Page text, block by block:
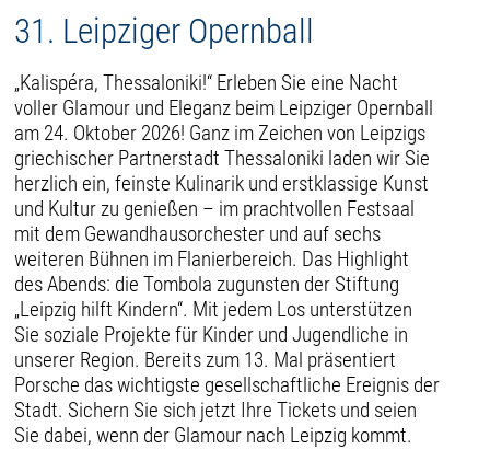
31. Leipziger Opernball
„Kalispéra, Thessaloniki!“ Erleben Sie eine Nacht
voller Glamour und Eleganz beim Leipziger Opernball
am 24. Oktober 2026! Ganz im Zeichen von Leipzigs
griechischer Partnerstadt Thessaloniki laden wir Sie
herzlich ein, feinste Kulinarik und erstklassige Kunst
und Kultur zu genießen – im prachtvollen Festsaal
mit dem Gewandhausorchester und auf sechs
weiteren Bühnen im Flanierbereich. Das Highlight
des Abends: die Tombola zugunsten der Stiftung
„Leipzig hilft Kindern“. Mit jedem Los unterstützen
Sie soziale Projekte für Kinder und Jugendliche in
unserer Region. Bereits zum 13. Mal präsentiert
Porsche das wichtigste gesellschaftliche Ereignis der
Stadt. Sichern Sie sich jetzt Ihre Tickets und seien
Sie dabei, wenn der Glamour nach Leipzig kommt.